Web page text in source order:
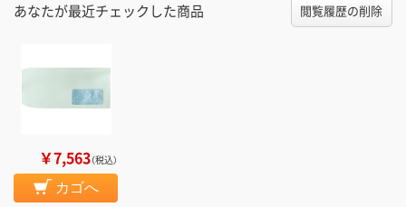
あなたが最近チェックした商品 閲覧履歴の削除
￥7,563（税込）
カゴへ